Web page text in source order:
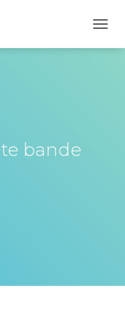
bande